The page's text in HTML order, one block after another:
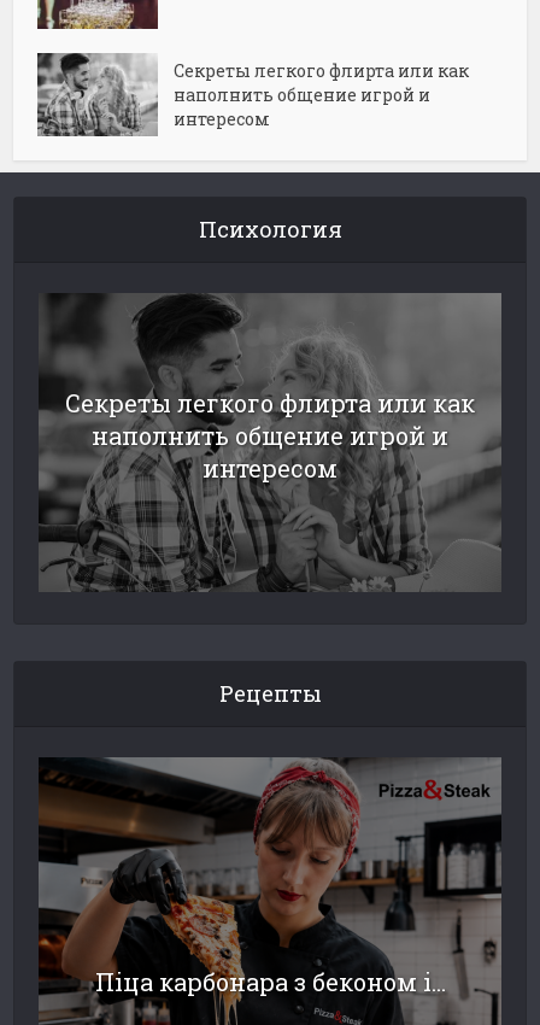
Секреты легкого флирта или как
наполнить общение игрой и
интересом
Психология
Секреты легкого флирта или как
наполнить общение игрой и
интересом
Рецепты
Піца карбонара з беконом і...